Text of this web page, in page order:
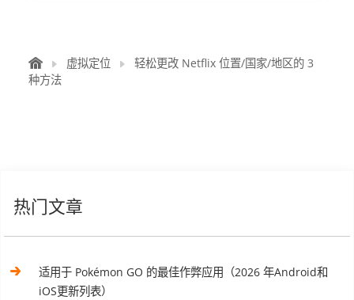
虚拟定位
轻松更改 Netflix 位置/国家/地区的 3
种方法
热门文章
适用于 Pokémon GO 的最佳作弊应用（2026 年Android和
iOS更新列表）